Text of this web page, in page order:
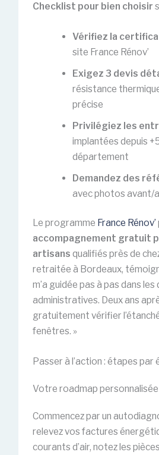
Checklist pour bien choisir
Vérifiez la
site France Rénov’
Exigez 3 devis
résistance
précise
Privilégiez les
implantées depuis
département
Demandez des
avec photos avant/
Le programme France Rénov’
accompagnement gratuit
artisans qualifiés près de
retraitée à Bordeaux,
m’a guidée pas à pas dans
administratives. Deux ans
gratuitement vérifier
fenêtres. »
Passer à l’action : étapes par
Votre roadmap personnalisée
Commencez par un
relevez vos factures
courants d’air, notez les